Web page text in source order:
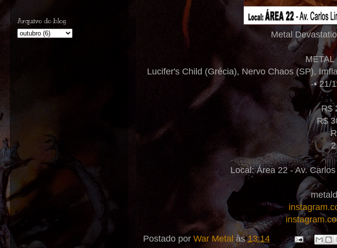
Metal
Lucifer's Child (Grécia), Nervo Chaos (SP),
-• 21/
R$
R$
Local: Área 22 - Av.
Postado por War Metal às13:14
Arquivo do blog